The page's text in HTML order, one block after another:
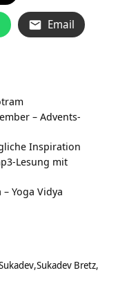
Email
– Advents-
Inspiration
Lesung mit
Yoga Vidya
Sukadev Bretz